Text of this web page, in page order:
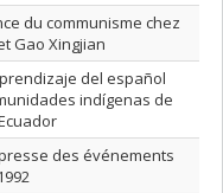
du communisme chez
Gao Xingjian
del español
indígenas de
des événements